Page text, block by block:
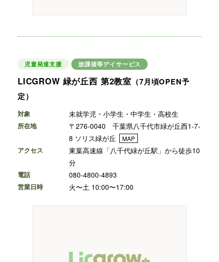
児童発達支援 放課後等デイサービス
LICGROW 緑が丘西 第2教室 （7月頃OPEN予
定）
対象 未就学児・小学生・中学生・高校生
所在地
〒276-0040 千葉県八千代市緑が丘西1-7-
8 ソリス緑が丘
MAP
アクセス
東葉高速線「八千代緑が丘駅」から徒歩10
分
電話 080-4800-4893
営業日時 火〜土 10:00〜17:00